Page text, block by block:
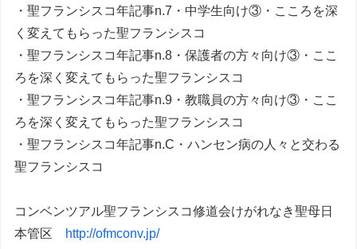
・聖フランシスコ年記事n.7・中学生向け③・こころを深
く変えてもらった聖フランシスコ
・聖フランシスコ年記事n.8・保護者の方々向け③・ここ
ろを深く変えてもらった聖フランシスコ
・聖フランシスコ年記事n.9・教職員の方々向け③・ここ
ろを深く変えてもらった聖フランシスコ
・聖フランシスコ年記事n.C・ハンセン病の人々と交わる
聖フランシスコ
コンベンツアル聖フランシスコ修道会けがれなき聖母日
本管区
http://ofmconv.jp/